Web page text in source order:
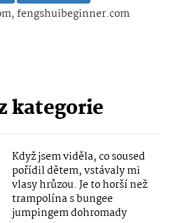
fengshuibeginner.com
kategorie
Když jsem viděla, co soused
pořídil dětem, vstávaly mi
vlasy hrůzou. Je to horší než
trampolína s bungee
jumpingem dohromady